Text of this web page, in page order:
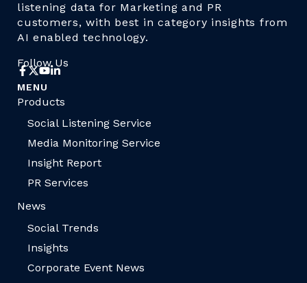
listening data for Marketing and PR
customers, with best in category insights from
AI enabled technology.
Follow Us
MENU
Products
Social Listening Service
Media Monitoring Service
Insight Report
PR Services
News
Social Trends
Insights
Corporate Event News